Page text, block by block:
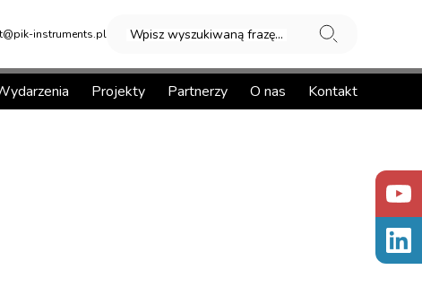
instruments.pl Wpisz wyszukiwaną frazę...
Projekty Partnerzy O nas Kontakt